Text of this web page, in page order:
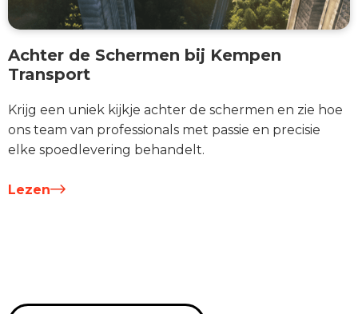
Achter de Schermen bij Kempen
Transport
Krijg een uniek kijkje achter de schermen en zie hoe
ons team van professionals met passie en precisie
elke spoedlevering behandelt.
Lezen